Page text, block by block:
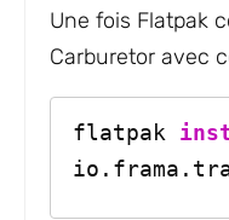
Une fois Flatpak
Carburetor avec
flatpak